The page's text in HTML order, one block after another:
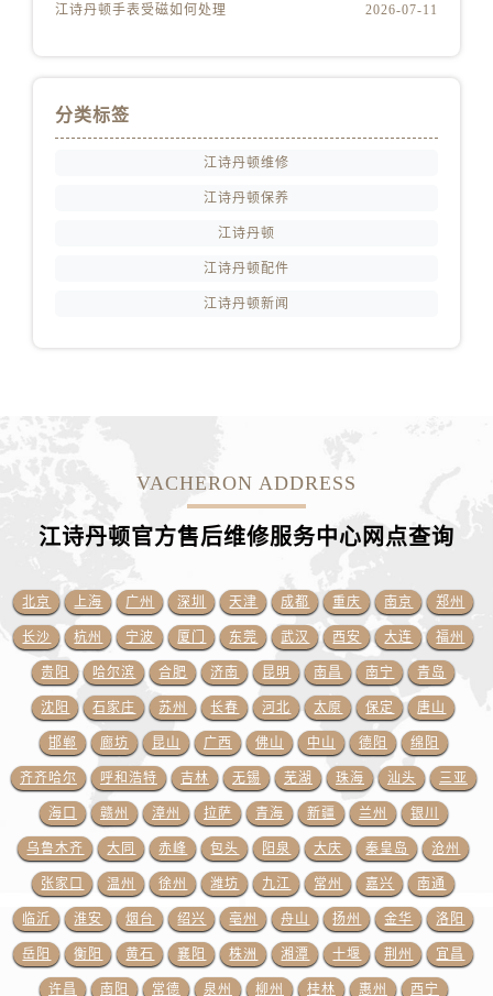
山西省阳泉市郊区平阳东街与新城大道交叉口江诗丹顿售后服务中心（需提前预约）
安徽省宿州市埇桥区人民中路江诗丹顿售后服务中心（需提前预约）
安徽省芜湖市镜湖区中山路步行街江诗丹顿售后服务中心（需提前预约）
安徽省宣城市宣州区叠嶂西路江诗丹顿售后服务中心（需提前预约）
福建省龙岩市新罗区九一南路江诗丹顿售后服务中心（需提前预约）
福建省南平市建阳区人民西路江诗丹顿售后服务中心（需提前预约）
福建省宁德市蕉城区天湖东路江诗丹顿售后服务中心（需提前预约）
福建省莆田市城厢区霞林街道荔华东大道江诗丹顿售后服务中心（需提前预约）
福建省三明市三元区东乾二路江诗丹顿售后服务中心（需提前预约）
福建省漳州市龙文区步港路江诗丹顿售后服务中心（需提前预约）
江苏省常州市新北区龙锦路1590号现代传媒中心5号楼10层1008室江诗丹顿售后服务中心（需提前预约）
江苏省淮安市清江浦区淮海北路江诗丹顿售后服务中心（需提前预约）
江苏省连云港市海州区通灌北路江诗丹顿售后服务中心（需提前预约）
江苏省南京市秦淮区中山南路1号南京中心22层22-C1-C3室江诗丹顿售后服务中心（需提前预约）
江苏省宿迁市宿城区西湖路江诗丹顿售后服务中心（需提前预约）
江诗丹顿手表受磁如何处理 2026-07-11
分类标签
江诗丹顿维修
江诗丹顿保养
江诗丹顿
江诗丹顿配件
江诗丹顿新闻
VACHERON ADDRESS
江诗丹顿官方售后维修服务中心网点查询
北京 上海 广州 深圳 天津 成都 重庆 南京 郑州
长沙 杭州 宁波 厦门 东莞 武汉 西安 大连 福州
贵阳 哈尔滨 合肥 济南 昆明 南昌 南宁 青岛
沈阳 石家庄 苏州 长春 河北 太原 保定 唐山
邯郸 廊坊 昆山 广西 佛山 中山 德阳 绵阳
齐齐哈尔 呼和浩特 吉林 无锡 芜湖 珠海 汕头 三亚
海口 赣州 漳州 拉萨 青海 新疆 兰州 银川
乌鲁木齐 大同 赤峰 包头 阳泉 大庆 秦皇岛 沧州
张家口 温州 徐州 潍坊 九江 常州 嘉兴 南通
临沂 淮安 烟台 绍兴 亳州 舟山 扬州 金华 洛阳
岳阳 衡阳 黄石 襄阳 株洲 湘潭 十堰 荆州 宜昌
许昌 南阳 常德 泉州 柳州 桂林 惠州 西宁